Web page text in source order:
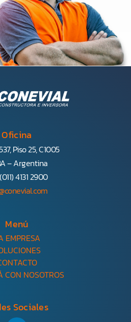
Oficina
Piso 25, C1005
– Argentina
4131 2900
Menú
EMPRESA
CON NOSOTROS
Sociales